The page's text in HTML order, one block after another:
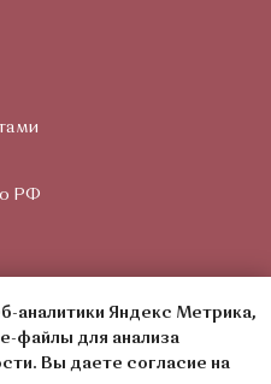
аналитики Яндекс Метрика,
файлы для анализа
Вы даете согласие на
РФ